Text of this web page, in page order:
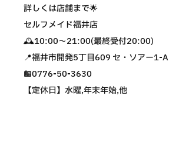
詳しくは店舗まで🌟
セルフメイド福井店
🕰10:00〜21:00(最終受付20:00)
📍福井市開発5丁目609 セ・ソアー1-A
☎️0776-50-3630
【定休日】水曜,年末年始,他